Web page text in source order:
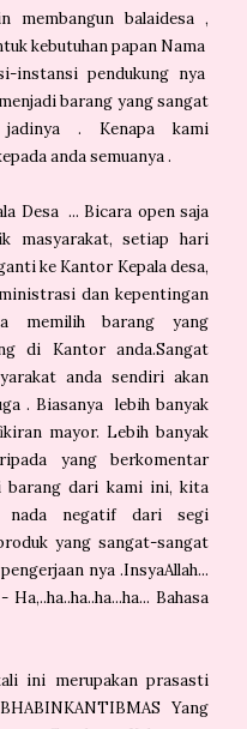
membangun balaidesa ,
kebutuhan papan Nama
instansi pendukung nya
barang yang sangat
. Kenapa kami
anda semuanya .
Desa ... Bicara open saja
masyarakat, setiap hari
ke Kantor Kepala desa,
dan kepentingan
memilih barang yang
di Kantor anda.Sangat
anda sendiri akan
. Biasanya lebih banyak
mayor. Lebih banyak
yang berkomentar
barang dari kami ini, kita
nada negatif dari segi
yang sangat-sangat
nya .InsyaAllah...
Bahasa
ini merupakan prasasti
Yang